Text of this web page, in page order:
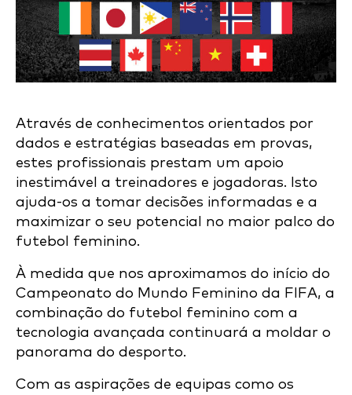
Através de conhecimentos orientados por
dados e estratégias baseadas em provas,
estes profissionais prestam um apoio
inestimável a treinadores e jogadoras. Isto
ajuda-os a tomar decisões informadas e a
maximizar o seu potencial no maior palco do
futebol feminino.
À medida que nos aproximamos do início do
Campeonato do Mundo Feminino da FIFA, a
combinação do futebol feminino com a
tecnologia avançada continuará a moldar o
panorama do desporto.
Com as aspirações de equipas como os